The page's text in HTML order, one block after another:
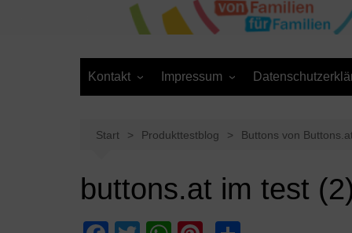
Kontakt Impressum
Start Produkttestblog Buttons von
buttons.at im test (2)